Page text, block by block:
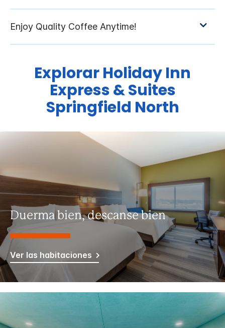
ExplorarHoliday Inn
Express & Suites
Springfield North
Duerma bien, descanse bien
Ver las habitaciones